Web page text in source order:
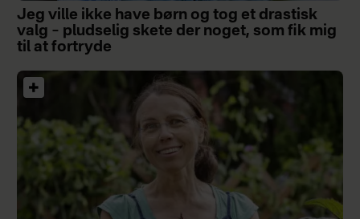
Jeg ville ikke have børn og tog et drastisk
valg – pludselig skete der noget, som fik mig
til at fortryde